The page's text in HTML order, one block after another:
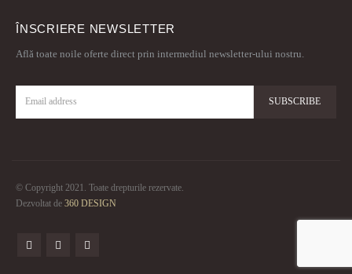
ÎNSCRIERE NEWSLETTER
Află toate noile oferte direct prin intermediul newsletter-ului nostru.
© Copyright 2021. Toate drepturile rezervate.
Dezvoltat de 360 DESIGN